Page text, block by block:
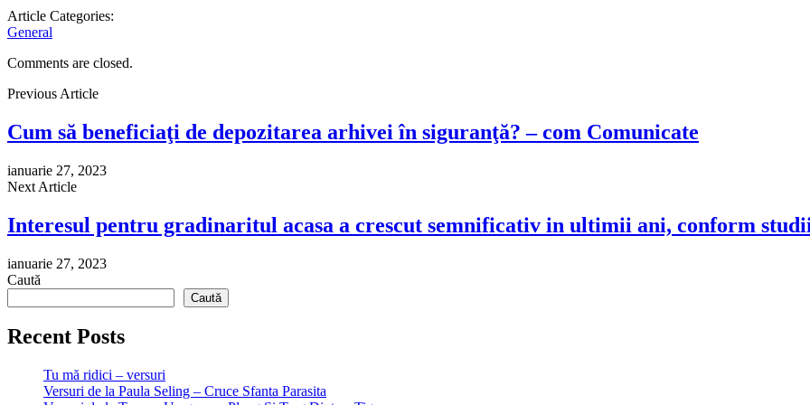
Article Categories:
General
Comments are closed.
Previous Article
Cum să beneficiaţi de depozitarea arhivei în siguranţă? – com Comunicate
ianuarie 27, 2023
Next Article
Interesul pentru gradinaritul acasa a crescut semnificativ in ultimii ani, conform
ianuarie 27, 2023
Caută
Caută
Recent Posts
Tu mă ridici – versuri
Versuri de la Paula Seling – Cruce Sfanta Parasita